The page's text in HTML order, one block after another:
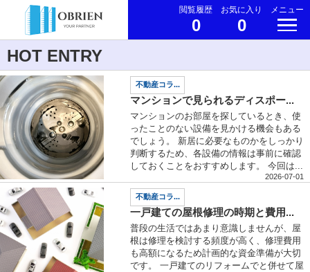
閲覧履歴
0
お気に入り
0
メニュー
HOT ENTRY
不動産コラ...
マンションで見られるディスポー...
マンションのお部屋を探しているとき、使
ったことのない設備を見かける機会もある
でしょう。 新居に必要なものかをしっかり
判断するため、各設備の情報は事前に確認
しておくことをおすすめします。 今回は...
2026-07-01
不動産コラ...
一戸建ての屋根修理の時期と費用...
普段の生活ではあまり意識しませんが、屋
根は修理を検討する頻度が高く、修理費用
も高額になるため計画的な資金準備が大切
です。 一戸建てのリフォームでと併せて屋